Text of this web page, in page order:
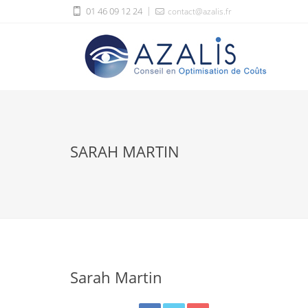
01 46 09 12 24 contact@azalis.fr
SARAH MARTIN
Sarah Martin